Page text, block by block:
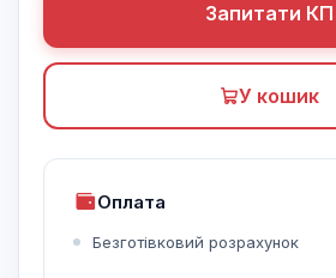
Запитати КП
У кошик
Оплата
Безготівковий розрахунок